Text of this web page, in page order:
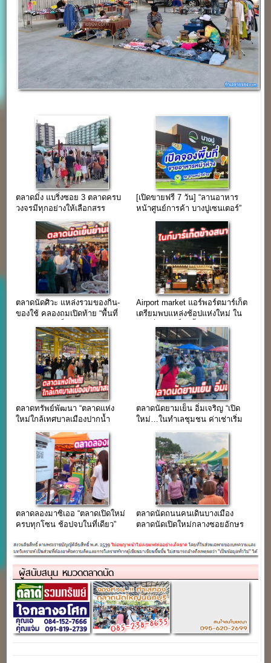
ตลาดมิ่ง แบริ่งซอย 3 ตลาดครบ
วงจรมีทุกอย่างให้เลือกสรร
[เปิดขายฟรี 7 วัน] “ลานอาหาร
หน้าศูนย์การค้า บางปูเซนเตอร์”
ตลาดนัดศิวะ แหล่งรวมของกิน-
ของใช้ คลองถมเปิดท้าย “พื้นที่
Airport market แอร์พอร์ตมาร์เก็ต
เตรียมพบแหล่งช้อปแห่งใหม่ ใน
ตลาดทรัพย์พัฒนา “ตลาดแห่ง
ใหม่ใกล้เทศบาลเมืองปากน้ำ
ตลาดนัดยามเย็น อิ่มเจริญ “เปิด
ใหม่…ในทำเลชุมชน ค่าเช่าเริ่ม
ตลาดลองมาซิเออ “ตลาดเปิดใหม่
ครบทุกโซน ช้อปจบในที่เดียว”
ตลาดนัดถนนคนเดินบางเมือง
ตลาดนัดเปิดใหม่กลางซอยอักษร
ผู้สนับสนุน หมวดตลาดนัด